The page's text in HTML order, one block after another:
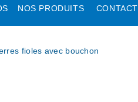
NOS PRODUITS CONTACT
fioles avec bouchon